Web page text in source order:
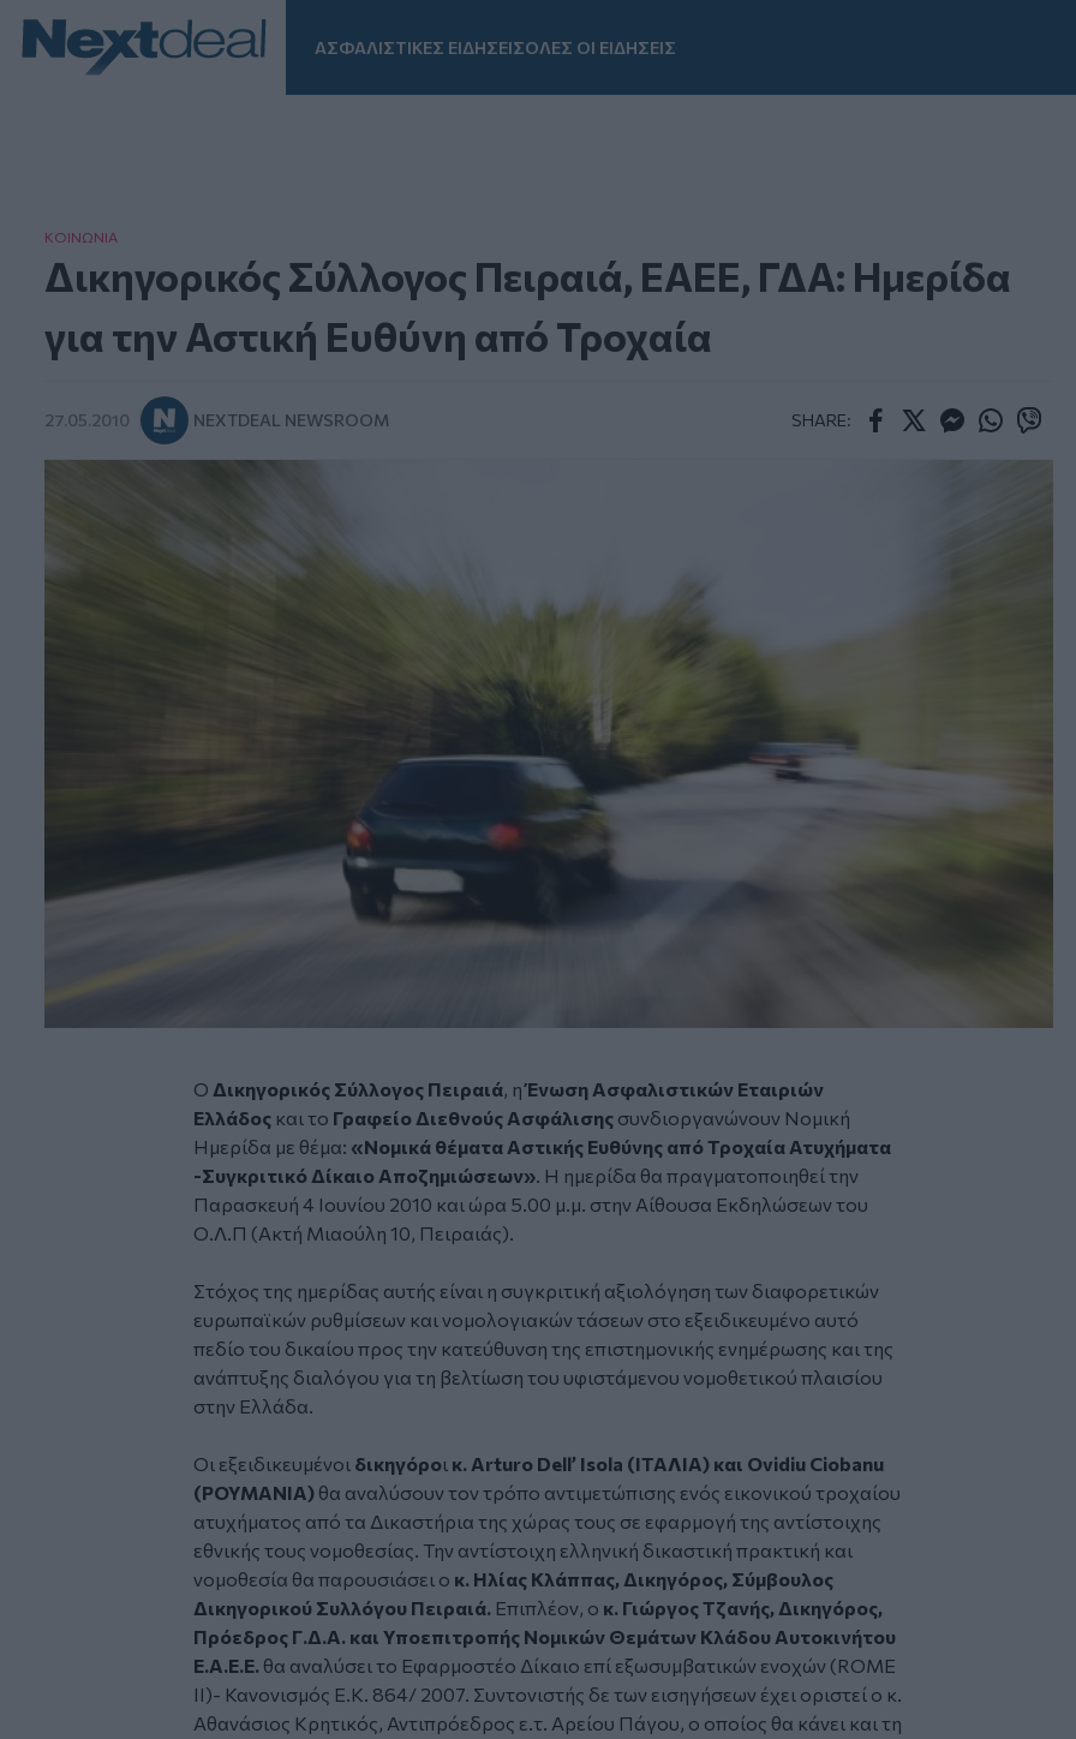
ΑΣΦΑΛΙΣΤΙΚΕΣ ΕΙΔΗΣΕΙΣΟΛΕΣ ΟΙ ΕΙΔΗΣΕΙΣ
ΚΟΙΝΩΝΙΑ
Δικηγορικός Σύλλογος Πειραιά, ΕΑΕΕ, ΓΔΑ: Ημερίδα
για την Αστική Ευθύνη από Τροχαία
27.05.2010 NEXTDEAL NEWSROOM SHARE:
Ο Δικηγορικός Σύλλογος Πειραιά, ηΈνωση Ασφαλιστικών Εταιριών
Ελλάδος και το Γραφείο Διεθνούς Ασφάλισης συνδιοργανώνουν Νομική
Ημερίδα με θέμα: «Νομικά θέματα Αστικής Ευθύνης από Τροχαία Ατυχήματα
-Συγκριτικό Δίκαιο Αποζημιώσεων». Η ημερίδα θα πραγματοποιηθεί την
Παρασκευή 4 Ιουνίου 2010 και ώρα 5.00 μ.μ. στην Αίθουσα Εκδηλώσεων του
Ο.Λ.Π (Ακτή Μιαούλη 10, Πειραιάς).
Στόχος της ημερίδας αυτής είναι η συγκριτική αξιολόγηση των διαφορετικών
ευρωπαϊκών ρυθμίσεων και νομολογιακών τάσεων στο εξειδικευμένο αυτό
πεδίο του δικαίου προς την κατεύθυνση της επιστημονικής ενημέρωσης και της
ανάπτυξης διαλόγου για τη βελτίωση του υφιστάμενου νομοθετικού πλαισίου
στην Ελλάδα.
Οι εξειδικευμένοι δικηγόροι κ. Arturo Dell’ Isola (ΙΤΑΛΙΑ) και Ovidiu Ciobanu
(ΡΟΥΜΑΝΙΑ) θα αναλύσουν τον τρόπο αντιμετώπισης ενός εικονικού τροχαίου
ατυχήματος από τα Δικαστήρια της χώρας τους σε εφαρμογή της αντίστοιχης
εθνικής τους νομοθεσίας. Την αντίστοιχη ελληνική δικαστική πρακτική και
νομοθεσία θα παρουσιάσει ο κ. Ηλίας Κλάππας, Δικηγόρος, Σύμβουλος
Δικηγορικού Συλλόγου Πειραιά. Επιπλέον, ο κ. Γιώργος Τζανής, Δικηγόρος,
Πρόεδρος Γ.Δ.Α. και Υποεπιτροπής Νομικών Θεμάτων Κλάδου Αυτοκινήτου
Ε.Α.Ε.Ε. θα αναλύσει το Εφαρμοστέο Δίκαιο επί εξωσυμβατικών ενοχών (ROME
II)- Κανονισμός Ε.Κ. 864/ 2007. Συντονιστής δε των εισηγήσεων έχει οριστεί ο κ.
Αθανάσιος Κρητικός, Αντιπρόεδρος ε.τ. Αρείου Πάγου, ο οποίος θα κάνει και τη